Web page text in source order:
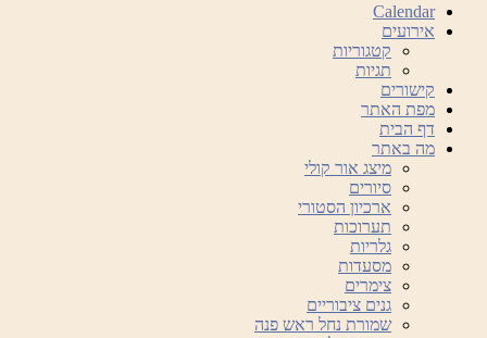
Calendar
אירועים
קטגוריות
תגיות
קישורים
מפת האתר
דף הבית
מה באתר
מיצג אור קולי
סיורים
ארכיון הסטורי
תערוכות
גלריות
מסעדות
צימרים
גנים ציבוריים
שמורת נחל ראש פנה